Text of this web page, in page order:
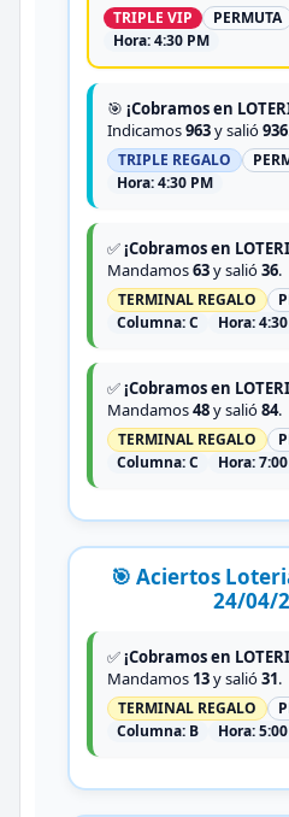
TRIPLE VIP PERMUTA
Hora:4:30 PM
🎯 ¡Cobramos en
Indicamos963y salió936
TRIPLE REGALO
Hora:4:30 PM
✅¡Cobramos en
Mandamos63y salió36.
TERMINAL REGALO
Columna:C Hora:
✅¡Cobramos en
Mandamos48y salió84.
TERMINAL REGALO
Columna:C Hora:
🎯 Aciertos
24/04/
✅¡Cobramos en
Mandamos 13y salió31.
TERMINAL REGALO
Columna: B Hora: